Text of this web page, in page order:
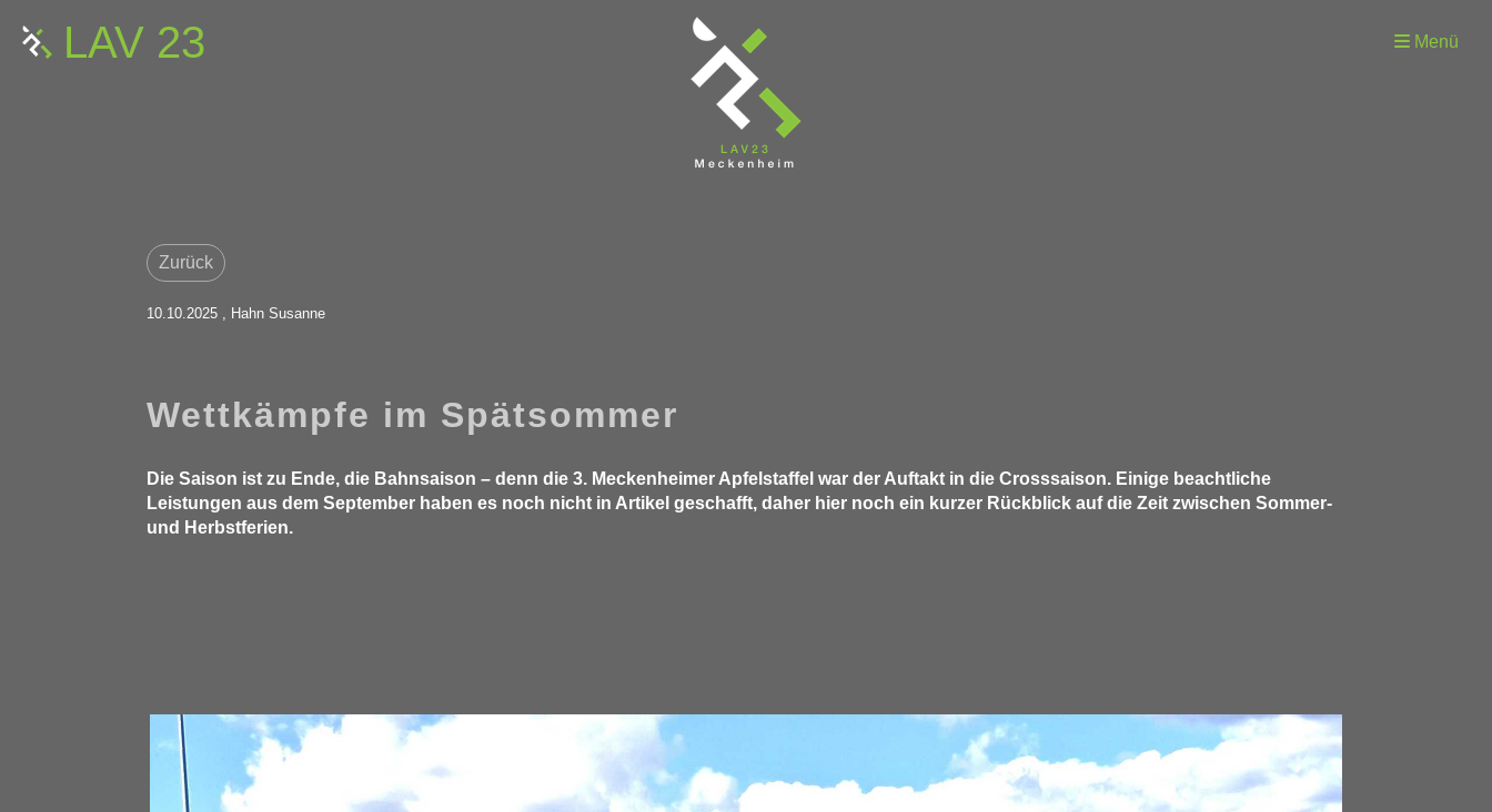
LAV 23 Menü
Zurück
10.10.2025 , Hahn Susanne
Wettkämpfe im Spätsommer
Die Saison ist zu Ende, die Bahnsaison – denn die 3. Meckenheimer Apfelstaffel war der Auftakt in die Crosssaison. Einige beachtliche
Leistungen aus dem September haben es noch nicht in Artikel geschafft, daher hier noch ein kurzer Rückblick auf die Zeit zwischen Sommer-
und Herbstferien.